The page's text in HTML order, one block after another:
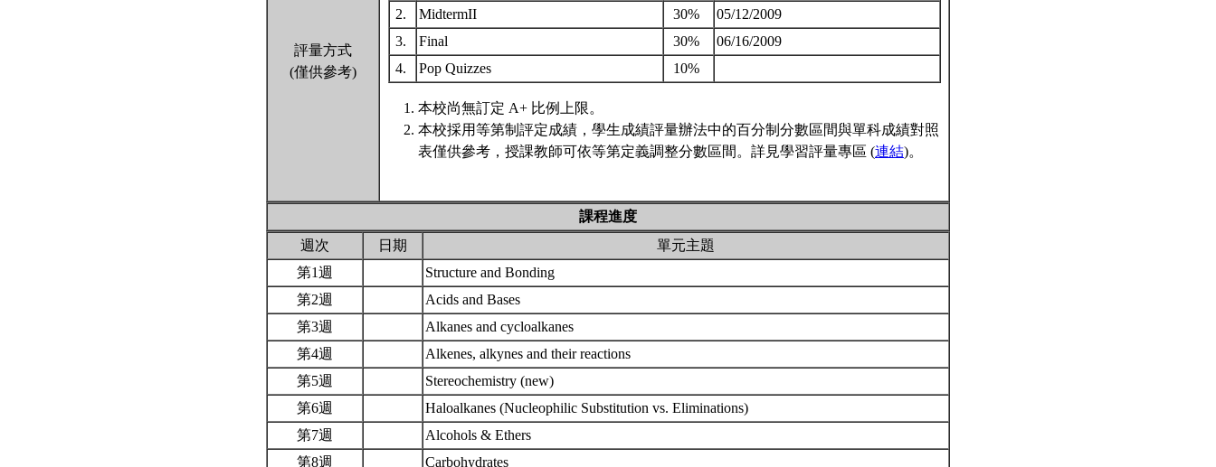
評量方式
(僅供參考)
2.
MidtermII 30%
05/12/2009
3.
Final 30%
06/16/2009
4.
Pop Quizzes 10%
本校尚無訂定 A+ 比例上限。
本校採用等第制評定成績，學生成績評量辦法中的百分制分數區間與單科成績對照
表僅供參考，授課教師可依等第定義調整分數區間。詳見學習評量專區 (連結)。
課程進度
週次
日期
單元主題
第1週
Structure and Bonding
第2週
Acids and Bases
第3週
Alkanes and cycloalkanes
第4週
Alkenes, alkynes and their reactions
第5週
Stereochemistry (new)
第6週
Haloalkanes (Nucleophilic Substitution vs. Eliminations)
第7週
Alcohols & Ethers
第8週
Carbohydrates